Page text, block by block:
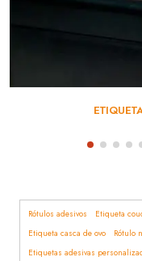
Rótulos adesivos Etiqueta
Etiqueta casca de ovo
Rótulo
Etiquetas adesivas